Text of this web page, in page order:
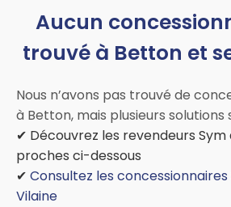
Aucun
trouvé à Betton et
Nous n’avons pas trouvé de
à Betton, mais plusieurs solutions
✔ Découvrez les revendeurs Sym
proches ci-dessous
✔ Consultez les
Vilaine